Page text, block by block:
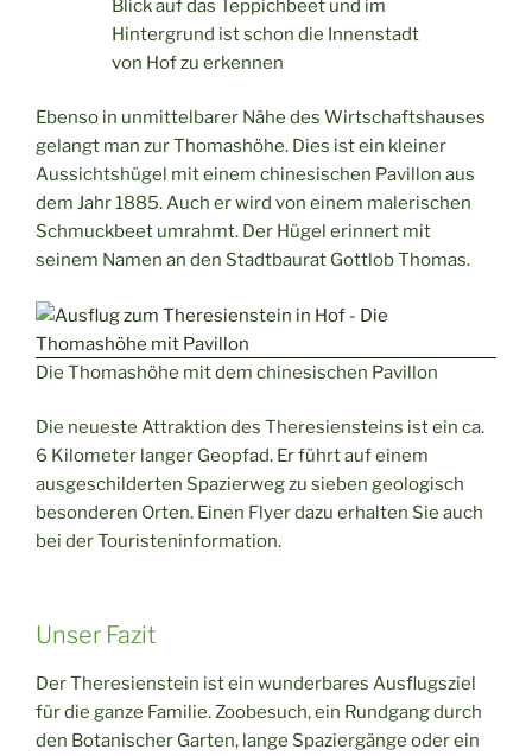
Blick auf das Teppichbeet und im
Hintergrund ist schon die Innenstadt
von Hof zu erkennen
Ebenso in unmittelbarer Nähe des Wirtschaftshauses
gelangt man zur Thomashöhe. Dies ist ein kleiner
Aussichtshügel mit einem chinesischen Pavillon aus
dem Jahr 1885. Auch er wird von einem malerischen
Schmuckbeet umrahmt. Der Hügel erinnert mit
seinem Namen an den Stadtbaurat Gottlob Thomas.
Die Thomashöhe mit dem chinesischen Pavillon
Die neueste Attraktion des Theresiensteins ist ein ca.
6 Kilometer langer Geopfad. Er führt auf einem
ausgeschilderten Spazierweg zu sieben geologisch
besonderen Orten. Einen Flyer dazu erhalten Sie auch
bei der Touristeninformation.
Unser Fazit
Der Theresienstein ist ein wunderbares Ausflugsziel
für die ganze Familie. Zoobesuch, ein Rundgang durch
den Botanischer Garten, lange Spaziergänge oder ein